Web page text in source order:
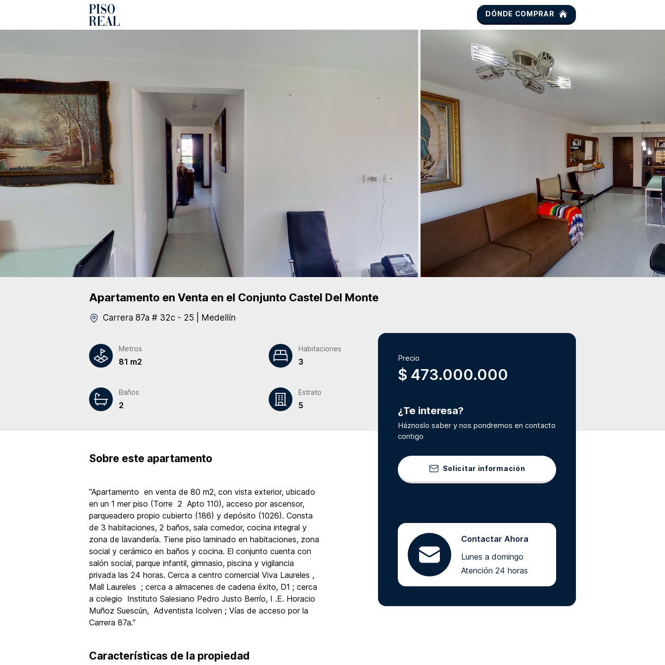
DÓNDE COMPRAR
Apartamento en Venta en el Conjunto Castel Del Monte
Carrera 87a # 32c - 25 Medellín
Metros
81 m2
Habitaciones
3
Baños
2
Estrato
5
Sobre este apartamento
"Apartamento en venta de 80 m2, con vista exterior, ubicado
en un 1 mer piso (Torre 2 Apto 110), acceso por ascensor,
parqueadero propio cubierto (186) y depósito (1026). Consta
de 3 habitaciones, 2 baños, sala comedor, cocina integral y
zona de lavandería. Tiene piso laminado en habitaciones, zona
social y cerámico en baños y cocina. El conjunto cuenta con
salón social, parque infantil, gimnasio, piscina y vigilancia
privada las 24 horas. Cerca a centro comercial Viva Laureles ,
Mall Laureles ; cerca a almacenes de cadena éxito, D1 ; cerca
a colegio Instituto Salesiano Pedro Justo Berrío, I .E. Horacio
Muñoz Suescún, Adventista Icolven ; Vías de acceso por la
Carrera 87a."
Características de la propiedad
Precio
$ 473.000.000
¿Te interesa?
Háznoslo saber y nos pondremos en contacto
contigo
Solicitar información
Contactar Ahora
Lunes a domingo
Atención 24 horas